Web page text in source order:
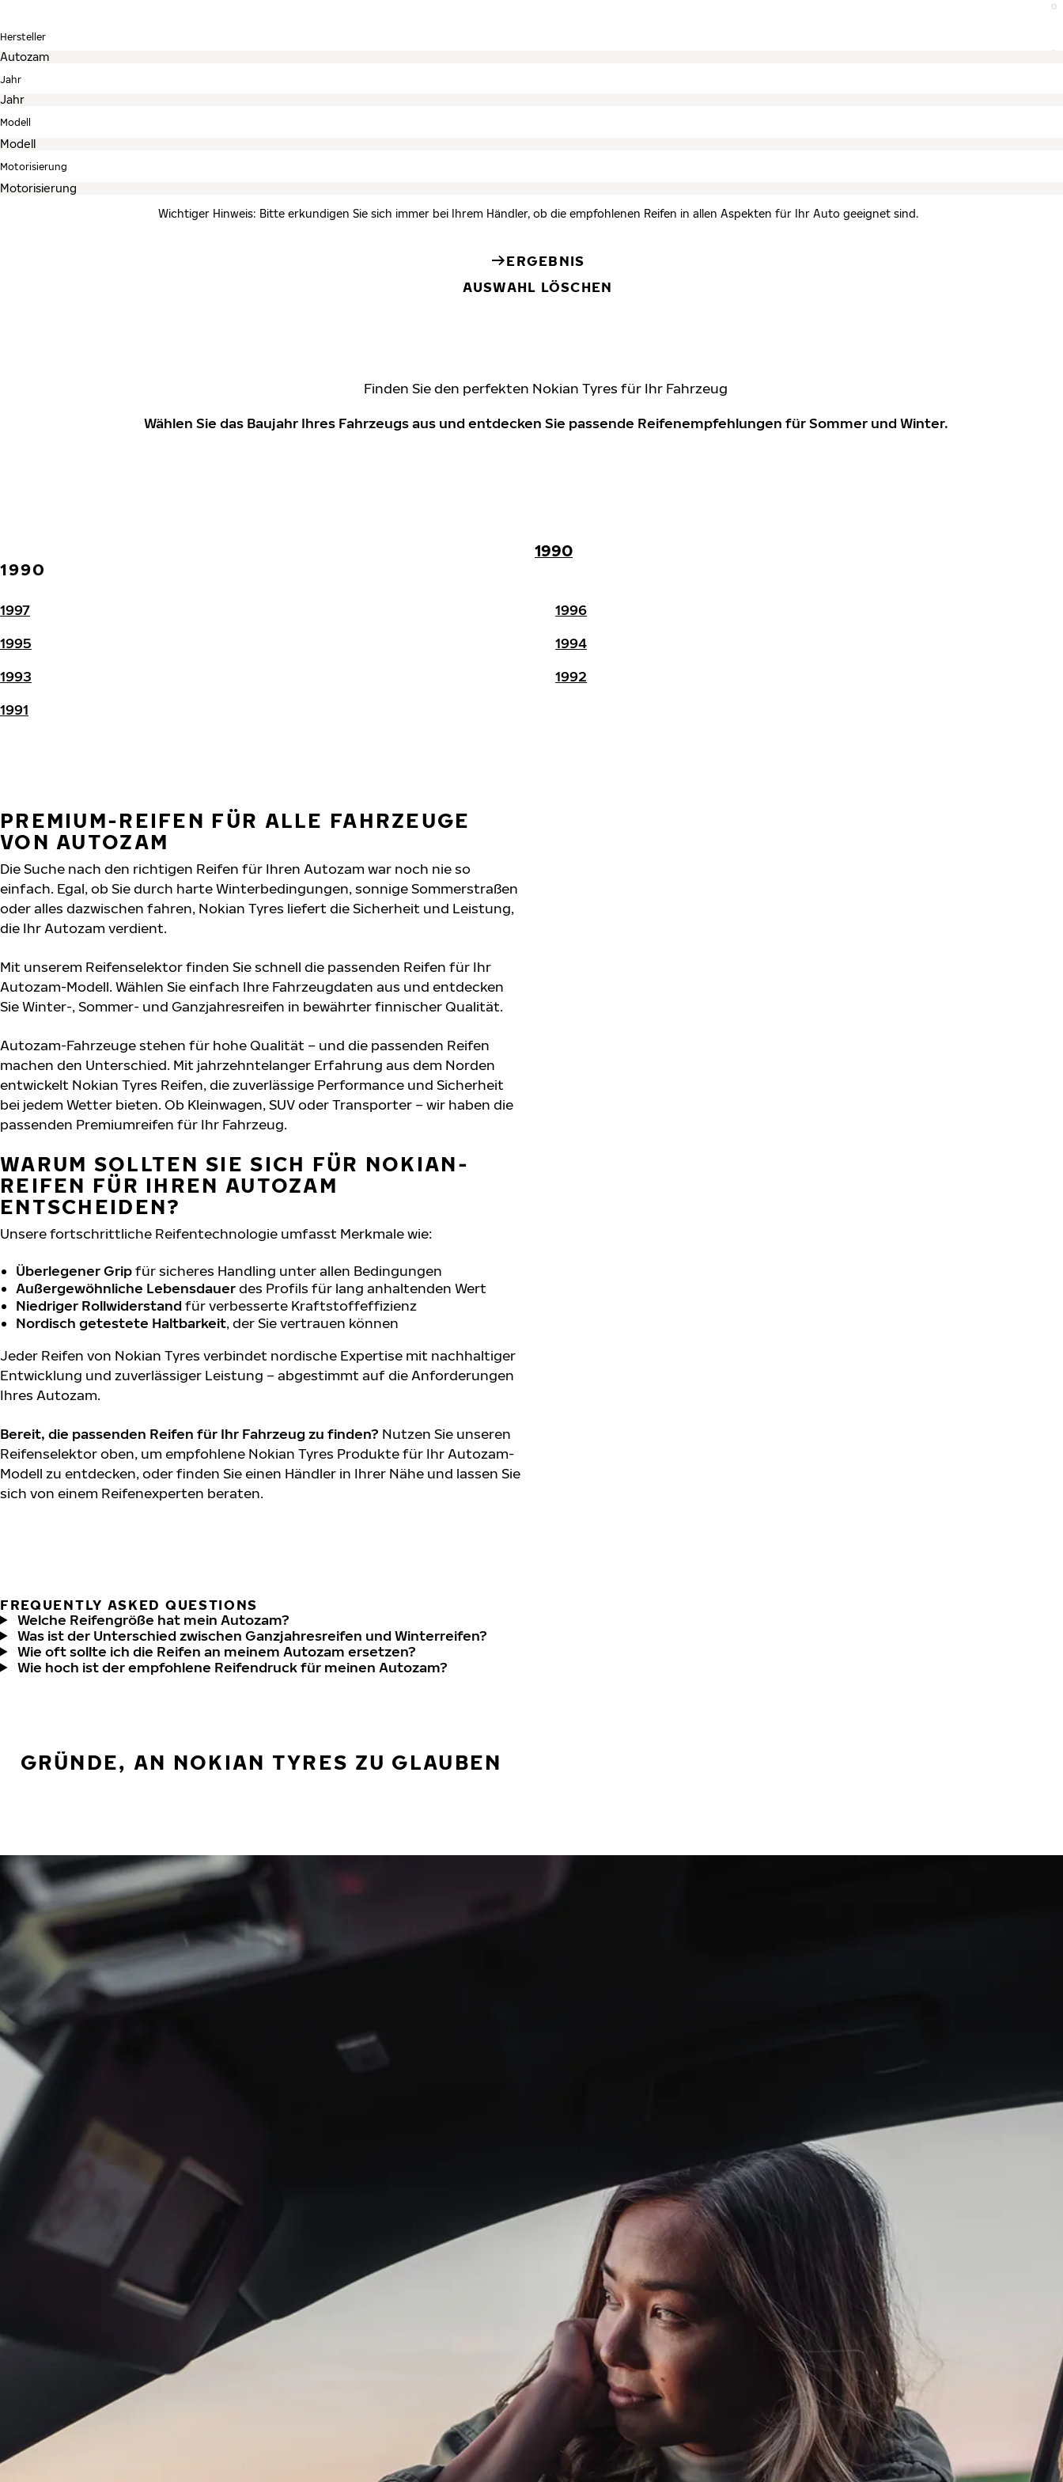
Hersteller
Jahr
Modell
Motorisierung
Wichtiger Hinweis: Bitte erkundigen Sie sich immer bei Ihrem Händler, ob die empfohlenen Reifen in allen Aspekten für Ihr Auto geeignet sind.
ERGEBNIS
AUSWAHL LÖSCHEN
Finden Sie den perfekten Nokian Tyres für Ihr Fahrzeug
Wählen Sie das Baujahr Ihres Fahrzeugs aus und entdecken Sie passende Reifenempfehlungen für Sommer und Winter.
1990
1990
1997
1996
1995
1994
1993
1992
1991
PREMIUM-REIFEN FÜR ALLE FAHRZEUGE
VON AUTOZAM
Die Suche nach den richtigen Reifen für Ihren Autozam war noch nie so
einfach. Egal, ob Sie durch harte Winterbedingungen, sonnige Sommerstraßen
oder alles dazwischen fahren, Nokian Tyres liefert die Sicherheit und Leistung,
die Ihr Autozam verdient.
Mit unserem Reifenselektor finden Sie schnell die passenden Reifen für Ihr
Autozam-Modell. Wählen Sie einfach Ihre Fahrzeugdaten aus und entdecken
Sie Winter-, Sommer- und Ganzjahresreifen in bewährter finnischer Qualität.
Autozam-Fahrzeuge stehen für hohe Qualität – und die passenden Reifen
machen den Unterschied. Mit jahrzehntelanger Erfahrung aus dem Norden
entwickelt Nokian Tyres Reifen, die zuverlässige Performance und Sicherheit
bei jedem Wetter bieten. Ob Kleinwagen, SUV oder Transporter – wir haben die
passenden Premiumreifen für Ihr Fahrzeug.
WARUM SOLLTEN SIE SICH FÜR NOKIAN-
REIFEN FÜR IHREN AUTOZAM
ENTSCHEIDEN?
Unsere fortschrittliche Reifentechnologie umfasst Merkmale wie:
Überlegener Gripfür sicheres Handling unter allen Bedingungen
Außergewöhnliche Lebensdauerdes Profils für lang anhaltenden Wert
Niedriger Rollwiderstand für verbesserte Kraftstoffeffizienz
Nordisch getestete Haltbarkeit, der Sie vertrauen können
Jeder Reifen von Nokian Tyres verbindet nordische Expertise mit nachhaltiger
Entwicklung und zuverlässiger Leistung – abgestimmt auf die Anforderungen
Ihres Autozam.
Bereit, die passenden Reifen für Ihr Fahrzeug zu finden? Nutzen Sie unseren
Reifenselektor oben, um empfohlene Nokian Tyres Produkte für Ihr Autozam-
Modell zu entdecken, oder finden Sie einen Händler in Ihrer Nähe und lassen Sie
sich von einem Reifenexperten beraten.
FREQUENTLY ASKED QUESTIONS
Welche Reifengröße hat mein Autozam?
Was ist der Unterschied zwischen Ganzjahresreifen und Winterreifen?
Wie oft sollte ich die Reifen an meinem Autozam ersetzen?
Wie hoch ist der empfohlene Reifendruck für meinen Autozam?
GRÜNDE, AN NOKIAN TYRES ZU GLAUBEN